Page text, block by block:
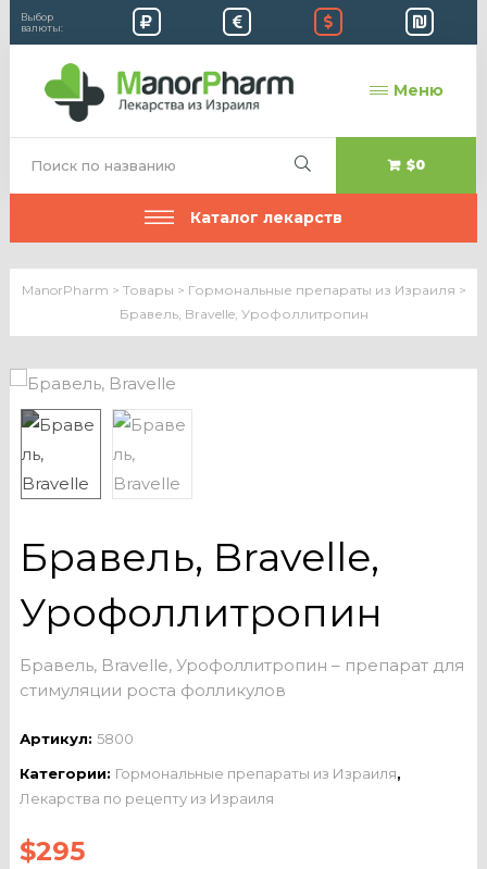
Выбор
валюты:
Меню
$0
Каталог лекарств
ManorPharm > Товары > Гормональные препараты из Израиля >
Бравель, Bravelle, Урофоллитропин
Бравель, Bravelle,
Урофоллитропин
Бравель, Bravelle, Урофоллитропин – препарат для
стимуляции роста фолликулов
Артикул: 5800
Категории: Гормональные препараты из Израиля,
Лекарства по рецепту из Израиля
$295